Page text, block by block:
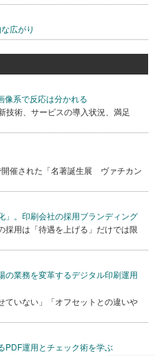
広がり
像系で反応は分かれる
技術、サービスの導入状況、満足
催された「名著誕生展 ヴァチカン
」。印刷会社の採用ブランディング
採用は「待遇を上げる」だけでは限
の業務を変革するデジタル印刷運用
ていない」「オフセットとの違いや
PDF運用とチェック術を学ぶ